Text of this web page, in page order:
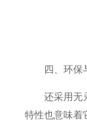
四、环保
还采用无汞
特性也意味着